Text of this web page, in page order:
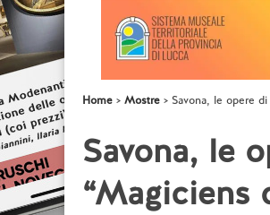
Home Mostre Savona, le opere
Savona, le
“Magiciens